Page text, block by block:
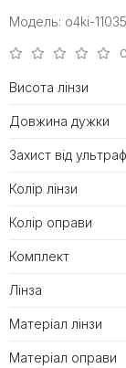
Модель: o4ki-11035
Висота лінзи
Довжина дужки
Захист від
Колір лінзи
Колір оправи
Комплект
Лінза
Матеріал лінзи
Матеріал оправи